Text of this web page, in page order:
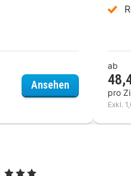
Ansehen Hôtel Le
ab
pro
Exkl.
, 3 Sterne